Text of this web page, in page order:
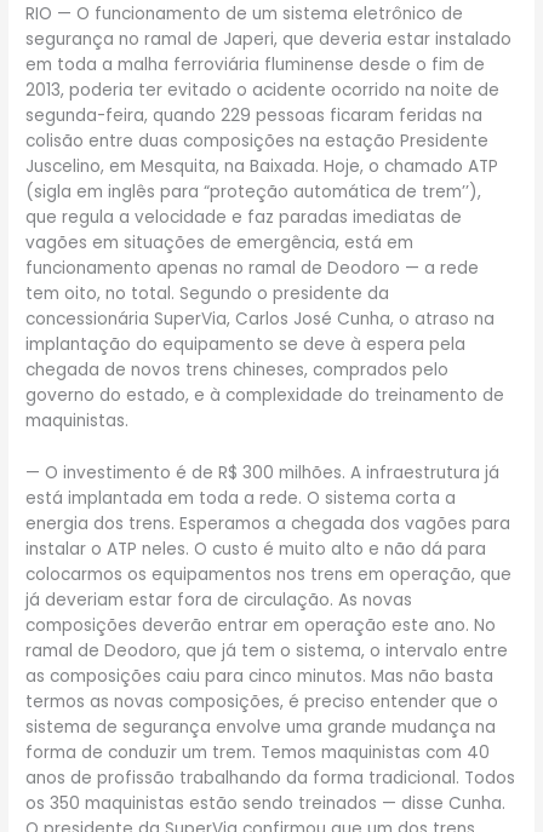
RIO — O funcionamento de um sistema eletrônico de
segurança no ramal de Japeri, que deveria estar instalado
em toda a malha ferroviária fluminense desde o fim de
2013, poderia ter evitado o acidente ocorrido na noite de
segunda-feira, quando 229 pessoas ficaram feridas na
colisão entre duas composições na estação Presidente
Juscelino, em Mesquita, na Baixada. Hoje, o chamado ATP
(sigla em inglês para “proteção automática de trem’’),
que regula a velocidade e faz paradas imediatas de
vagões em situações de emergência, está em
funcionamento apenas no ramal de Deodoro — a rede
tem oito, no total. Segundo o presidente da
concessionária SuperVia, Carlos José Cunha, o atraso na
implantação do equipamento se deve à espera pela
chegada de novos trens chineses, comprados pelo
governo do estado, e à complexidade do treinamento de
maquinistas.
— O investimento é de R$ 300 milhões. A infraestrutura já
está implantada em toda a rede. O sistema corta a
energia dos trens. Esperamos a chegada dos vagões para
instalar o ATP neles. O custo é muito alto e não dá para
colocarmos os equipamentos nos trens em operação, que
já deveriam estar fora de circulação. As novas
composições deverão entrar em operação este ano. No
ramal de Deodoro, que já tem o sistema, o intervalo entre
as composições caiu para cinco minutos. Mas não basta
termos as novas composições, é preciso entender que o
sistema de segurança envolve uma grande mudança na
forma de conduzir um trem. Temos maquinistas com 40
anos de profissão trabalhando da forma tradicional. Todos
os 350 maquinistas estão sendo treinados — disse Cunha.